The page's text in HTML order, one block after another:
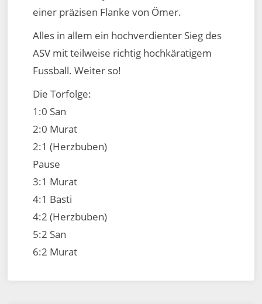
einer präzisen Flanke von Ömer.
Alles in allem ein hochverdienter Sieg des
ASV mit teilweise richtig hochkäratigem
Fussball. Weiter so!
Die Torfolge:
1:0 San
2:0 Murat
2:1 (Herzbuben)
Pause
3:1 Murat
4:1 Basti
4:2 (Herzbuben)
5:2 San
6:2 Murat